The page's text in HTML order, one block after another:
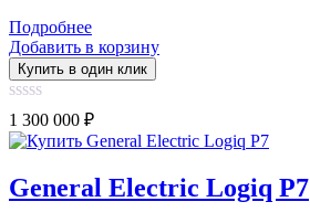
Подробнее
Добавить в корзину
Купить в один клик
0
out
of
1 300 000 ₽
General Electric Logiq P7